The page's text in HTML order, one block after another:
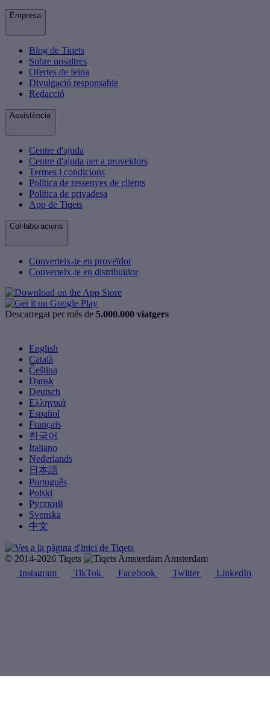
Empresa
Blog de Tiqets
Sobre nosaltres
Ofertes de feina
Divulgació responsable
Redacció
Assistència
Centre d'ajuda
Centre d'ajuda per a proveïdors
Termes i condicions
Política de ressenyes de clients
Política de privadesa
App de Tiqets
Col·laboracions
Converteix-te en proveïdor
Converteix-te en distribuïdor
Descarregat per més de 5.000.000 viatgers
English
Català
Čeština
Dansk
Deutsch
Ελληνικά
Español
Français
한국어
Italiano
Nederlands
日本語
Português
Polski
Русский
Svenska
中文
© 2014-2026 Tiqets
Amsterdam
Instagram
TikTok Facebook Twitter LinkedIn